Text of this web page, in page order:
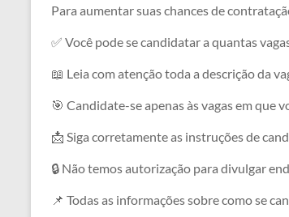
e
o
k
t
p
p
e
a
m
s
g
e
e
s
y
n
k
Para aumentar suas chances de
✅ Você pode se candidatar a quantas
📖 Leia com atenção toda a descrição da
🎯 Candidate-se apenas às vagas em que
📩 Siga corretamente as instruções de
🔒 Não temos autorização para divulgar
📌 Todas as informações sobre como se